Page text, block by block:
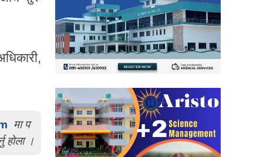
मा प
होला ।